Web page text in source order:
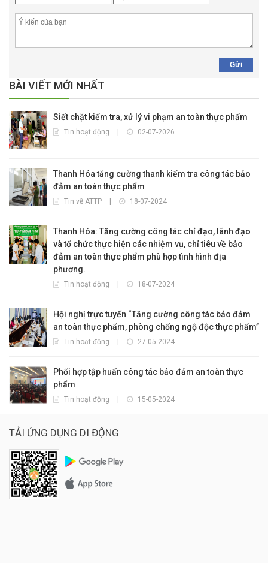
Gửi
BÀI VIẾT MỚI NHẤT
Siết chặt kiểm tra, xử lý vi phạm an toàn thực phẩm
Tin hoạt động 02-07-2026
Thanh Hóa tăng cường thanh kiểm tra công tác bảo
đảm an toàn thực phẩm
Tin về ATTP 18-07-2024
Thanh Hóa: Tăng cường công tác chỉ đạo, lãnh đạo
và tổ chức thực hiện các nhiệm vụ, chỉ tiêu về bảo
đảm an toàn thực phẩm phù hợp tình hình địa
phương.
Tin hoạt động 18-07-2024
Hội nghị trực tuyến “Tăng cường công tác bảo đảm
an toàn thực phẩm, phòng chống ngộ độc thực phẩm”
Tin hoạt động 27-05-2024
Phối hợp tập huấn công tác bảo đảm an toàn thực
phẩm
Tin hoạt động 15-05-2024
TẢI ỨNG DỤNG DI ĐỘNG